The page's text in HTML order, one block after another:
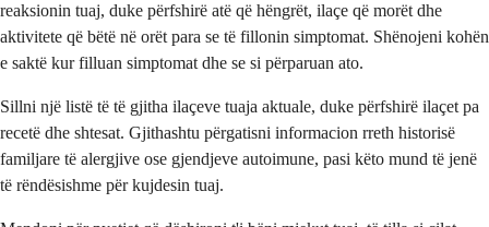
reaksionin tuaj, duke përfshirë atë që hëngrët, ilaçe që morët dhe
aktivitete që bëtë në orët para se të fillonin simptomat. Shënojeni kohën
e saktë kur filluan simptomat dhe se si përparuan ato.
Sillni një listë të të gjitha ilaçeve tuaja aktuale, duke përfshirë ilaçet pa
recetë dhe shtesat. Gjithashtu përgatisni informacion rreth historisë
familjare të alergjive ose gjendjeve autoimune, pasi këto mund të jenë
të rëndësishme për kujdesin tuaj.